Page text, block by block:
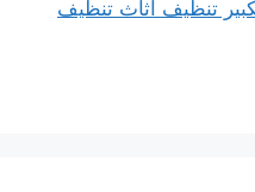
تنظيف اثاث تنظيف